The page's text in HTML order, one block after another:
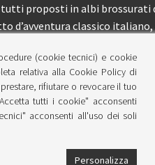
proposti in albi brossurati
d’avventura classico italiano,
(cookie tecnici) e cookie
relativa alla Cookie Policy di
rifiutare o revocare il tuo
tutti i cookie" acconsenti
acconsenti all'uso dei soli
Personalizza